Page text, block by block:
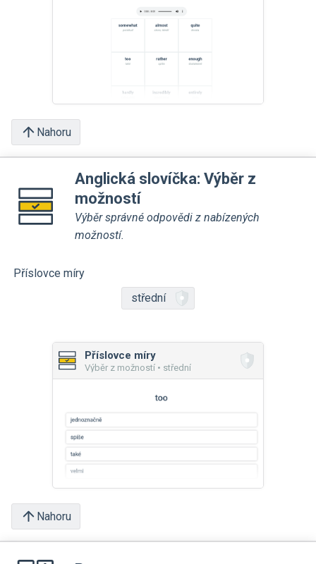
Nahoru
Anglická slovíčka: Výběr z
možností
Výběr správné odpovědi z nabízených
možností.
Příslovce míry
střední
Příslovce míry
Výběr z možností • střední
Nahoru